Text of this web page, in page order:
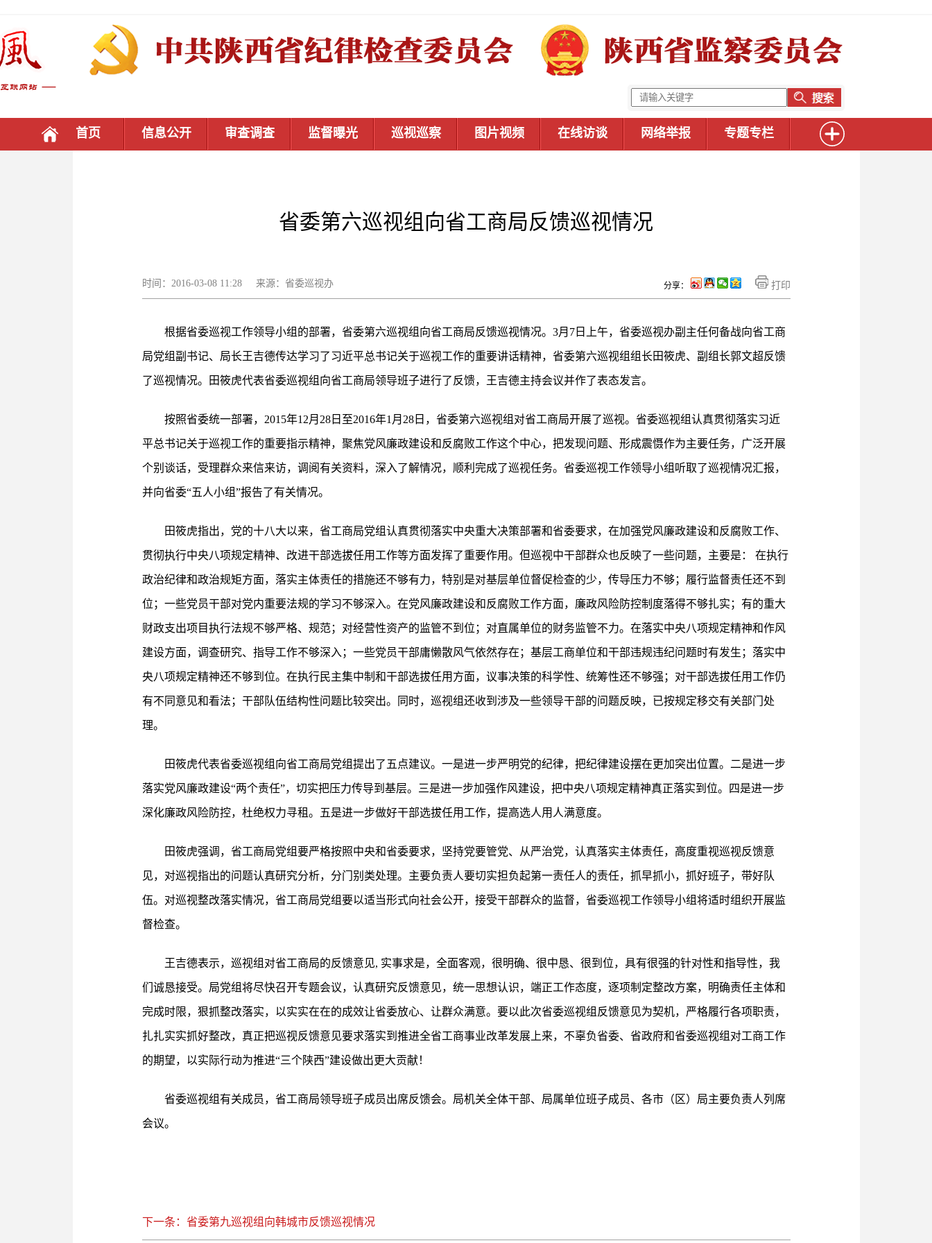
首页 信息公开 审查调查 监督曝光 巡视巡察 图片视频 在线访谈 网络举报 专题专栏
省委第六巡视组向省工商局反馈巡视情况
时间：2016-03-08 11:28 来源：省委巡视办 打印
分享：
根据省委巡视工作领导小组的部署，省委第六巡视组向省工商局反馈巡视情况。3月7日上午，省委巡视办副主任何备战向省工商
局党组副书记、局长王吉德传达学习了习近平总书记关于巡视工作的重要讲话精神，省委第六巡视组组长田筱虎、副组长郭文超反馈
了巡视情况。田筱虎代表省委巡视组向省工商局领导班子进行了反馈，王吉德主持会议并作了表态发言。
按照省委统一部署，2015年12月28日至2016年1月28日，省委第六巡视组对省工商局开展了巡视。省委巡视组认真贯彻落实习近
平总书记关于巡视工作的重要指示精神，聚焦党风廉政建设和反腐败工作这个中心，把发现问题、形成震慑作为主要任务，广泛开展
个别谈话，受理群众来信来访，调阅有关资料，深入了解情况，顺利完成了巡视任务。省委巡视工作领导小组听取了巡视情况汇报，
并向省委“五人小组”报告了有关情况。
田筱虎指出，党的十八大以来，省工商局党组认真贯彻落实中央重大决策部署和省委要求，在加强党风廉政建设和反腐败工作、
贯彻执行中央八项规定精神、改进干部选拔任用工作等方面发挥了重要作用。但巡视中干部群众也反映了一些问题，主要是： 在执行
政治纪律和政治规矩方面，落实主体责任的措施还不够有力，特别是对基层单位督促检查的少，传导压力不够；履行监督责任还不到
位；一些党员干部对党内重要法规的学习不够深入。在党风廉政建设和反腐败工作方面，廉政风险防控制度落得不够扎实；有的重大
财政支出项目执行法规不够严格、规范；对经营性资产的监管不到位；对直属单位的财务监管不力。在落实中央八项规定精神和作风
建设方面，调查研究、指导工作不够深入；一些党员干部庸懒散风气依然存在；基层工商单位和干部违规违纪问题时有发生；落实中
央八项规定精神还不够到位。在执行民主集中制和干部选拔任用方面，议事决策的科学性、统筹性还不够强；对干部选拔任用工作仍
有不同意见和看法；干部队伍结构性问题比较突出。同时，巡视组还收到涉及一些领导干部的问题反映，已按规定移交有关部门处
理。
田筱虎代表省委巡视组向省工商局党组提出了五点建议。一是进一步严明党的纪律，把纪律建设摆在更加突出位置。二是进一步
落实党风廉政建设“两个责任”，切实把压力传导到基层。三是进一步加强作风建设，把中央八项规定精神真正落实到位。四是进一步
深化廉政风险防控，杜绝权力寻租。五是进一步做好干部选拔任用工作，提高选人用人满意度。
田筱虎强调，省工商局党组要严格按照中央和省委要求，坚持党要管党、从严治党，认真落实主体责任，高度重视巡视反馈意
见，对巡视指出的问题认真研究分析，分门别类处理。主要负责人要切实担负起第一责任人的责任，抓早抓小，抓好班子，带好队
伍。对巡视整改落实情况，省工商局党组要以适当形式向社会公开，接受干部群众的监督，省委巡视工作领导小组将适时组织开展监
督检查。
王吉德表示，巡视组对省工商局的反馈意见, 实事求是，全面客观，很明确、很中恳、很到位，具有很强的针对性和指导性，我
们诚恳接受。局党组将尽快召开专题会议，认真研究反馈意见，统一思想认识，端正工作态度，逐项制定整改方案，明确责任主体和
完成时限，狠抓整改落实，以实实在在的成效让省委放心、让群众满意。要以此次省委巡视组反馈意见为契机，严格履行各项职责，
扎扎实实抓好整改，真正把巡视反馈意见要求落实到推进全省工商事业改革发展上来，不辜负省委、省政府和省委巡视组对工商工作
的期望，以实际行动为推进“三个陕西”建设做出更大贡献！
省委巡视组有关成员，省工商局领导班子成员出席反馈会。局机关全体干部、局属单位班子成员、各市（区）局主要负责人列席
会议。
下一条：省委第九巡视组向韩城市反馈巡视情况